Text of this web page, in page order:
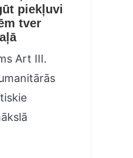
piekļuvi
tver
Art III.